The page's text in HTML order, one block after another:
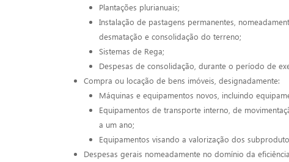
Plantações plurianuais;
Instalação de pastagens permanentes,
desmatação e consolidação do terreno;
Sistemas de Rega;
Despesas de consolidação, durante o período de
Compra ou locação de bens imóveis, designadamente:
Máquinas e equipamentos novos, incluindo
Equipamentos de transporte interno, de
a um ano;
Equipamentos visando a valorização dos
Despesas gerais nomeadamente no domínio da